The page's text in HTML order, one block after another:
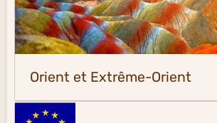
Orient et Extrême-Orient